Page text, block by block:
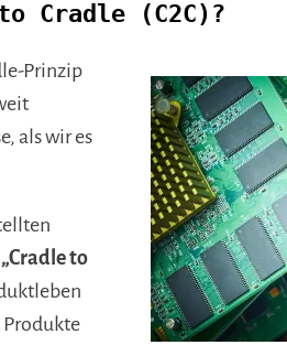
Cradle (C2C)?
Prinzip
als wir es
„Cradle to